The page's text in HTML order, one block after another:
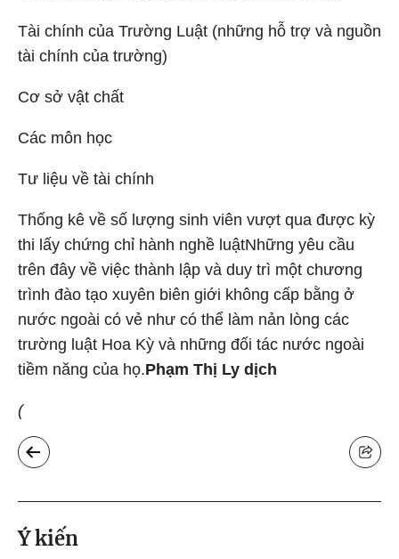
Tài chính của Trường Luật (những hỗ trợ và nguồn
tài chính của trường)
Cơ sở vật chất
Các môn học
Tư liệu về tài chính
Thống kê về số lượng sinh viên vượt qua được kỳ
thi lấy chứng chỉ hành nghề luậtNhững yêu cầu
trên đây về việc thành lập và duy trì một chương
trình đào tạo xuyên biên giới không cấp bằng ở
nước ngoài có vẻ như có thể làm nản lòng các
trường luật Hoa Kỳ và những đối tác nước ngoài
tiềm năng của họ.Phạm Thị Ly dịch
(
Ý kiến